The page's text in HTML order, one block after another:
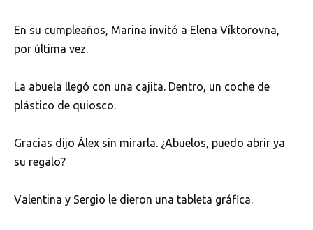
En su cumpleaños, Marina invitó a Elena Víktorovna,
por última vez.
La abuela llegó con una cajita. Dentro, un coche de
plástico de quiosco.
Gracias dijo Álex sin mirarla. ¿Abuelos, puedo abrir ya
su regalo?
Valentina y Sergio le dieron una tableta gráfica.